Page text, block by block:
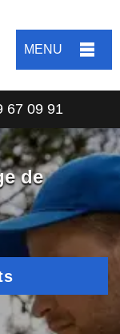
MENU
67 09 91
de